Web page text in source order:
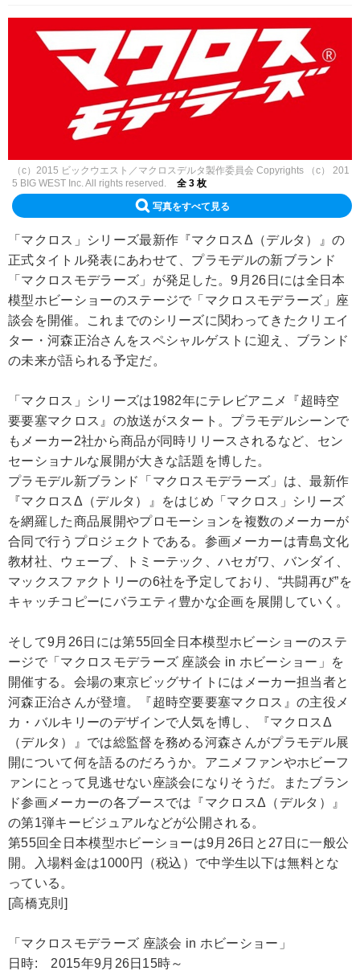
（c）2015 ビックウエスト／マクロスデルタ製作委員会 Copyrights （c） 201
5 BIG WEST Inc. All rights reserved.
全 3 枚
写真をすべて見る
「マクロス」シリーズ最新作『マクロスΔ（デルタ）』の
正式タイトル発表にあわせて、プラモデルの新ブランド
「マクロスモデラーズ」が発足した。9月26日には全日本
模型ホビーショーのステージで「マクロスモデラーズ」座
談会を開催。これまでのシリーズに関わってきたクリエイ
ター・河森正治さんをスペシャルゲストに迎え、ブランド
の未来が語られる予定だ。
「マクロス」シリーズは1982年にテレビアニメ『超時空
要要塞マクロス』の放送がスタート。プラモデルシーンで
もメーカー2社から商品が同時リリースされるなど、セン
セーショナルな展開が大きな話題を博した。
プラモデル新ブランド「マクロスモデラーズ」は、最新作
『マクロスΔ（デルタ）』をはじめ「マクロス」シリーズ
を網羅した商品展開やプロモーションを複数のメーカーが
合同で行うプロジェクトである。参画メーカーは青島文化
教材社、ウェーブ、トミーテック、ハセガワ、バンダイ、
マックスファクトリーの6社を予定しており、“共闘再び”を
キャッチコピーにバラエティ豊かな企画を展開していく。
そして9月26日には第55回全日本模型ホビーショーのステ
ージで「マクロスモデラーズ 座談会 in ホビーショー」を
開催する。会場の東京ビッグサイトにはメーカー担当者と
河森正治さんが登壇。『超時空要要塞マクロス』の主役メ
カ・バルキリーのデザインで人気を博し、『マクロスΔ
（デルタ）』では総監督を務める河森さんがプラモデル展
開について何を語るのだろうか。アニメファンやホビーフ
ァンにとって見逃せない座談会になりそうだ。またブラン
ド参画メーカーの各ブースでは『マクロスΔ（デルタ）』
の第1弾キービジュアルなどが公開される。
第55回全日本模型ホビーショーは9月26日と27日に一般公
開。入場料金は1000円（税込）で中学生以下は無料とな
っている。
[高橋克則]
「マクロスモデラーズ 座談会 in ホビーショー」
日時: 2015年9月26日15時～